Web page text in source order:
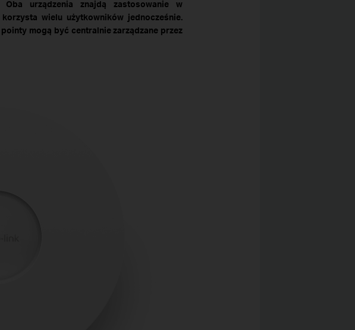
Oba urządzenia znajdą zastosowanie w
wielu użytkowników jednocześnie.
mogą być centralnie zarządzane przez